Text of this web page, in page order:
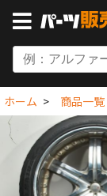
ホーム 商品一覧